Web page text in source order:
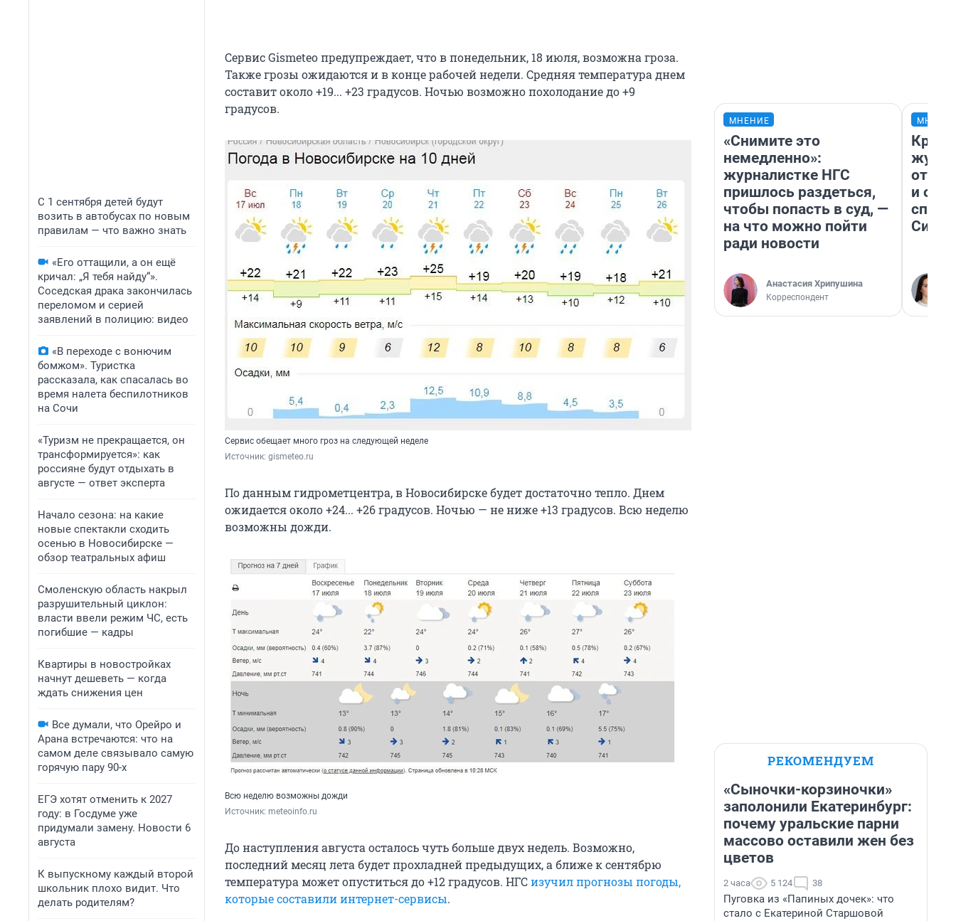
С 1 сентября детей будут
возить в автобусах по новым
правилам — что важно знать
«Его оттащили, а он ещё
кричал: „Я тебя найду“».
Соседская драка закончилась
переломом и серией
заявлений в полицию: видео
«В переходе с вонючим
бомжом». Туристка
рассказала, как спасалась во
время налета беспилотников
на Сочи
«Туризм не прекращается, он
трансформируется»: как
россияне будут отдыхать в
августе — ответ эксперта
Начало сезона: на какие
новые спектакли сходить
осенью в Новосибирске —
обзор театральных афиш
Смоленскую область накрыл
разрушительный циклон:
власти ввели режим ЧС, есть
погибшие — кадры
Квартиры в новостройках
начнут дешеветь — когда
ждать снижения цен
Все думали, что Орейро и
Арана встречаются: что на
самом деле связывало самую
горячую пару 90-х
ЕГЭ хотят отменить к 2027
году: в Госдуме уже
придумали замену. Новости 6
августа
К выпускному каждый второй
школьник плохо видит. Что
делать родителям?
Сервис Gismeteo предупреждает, что в понедельник, 18 июля, возможна гроза.
Также грозы ожидаются и в конце рабочей недели. Средняя температура днем
составит около +19... +23 градусов. Ночью возможно похолодание до +9
градусов.
Сервис обещает много гроз на следующей неделе
Источник: gismeteo.ru
По данным гидрометцентра, в Новосибирске будет достаточно тепло. Днем
ожидается около +24... +26 градусов. Ночью — не ниже +13 градусов. Всю неделю
возможны дожди.
Всю неделю возможны дожди
Источник: meteoinfo.ru
До наступления августа осталось чуть больше двух недель. Возможно,
последний месяц лета будет прохладней предыдущих, а ближе к сентябрю
температура может опуститься до +12 градусов. НГСизучил прогнозы погоды,
которые составили интернет-сервисы.
МНЕНИЕ
«Снимите это
немедленно»:
журналистке НГС
пришлось раздеться,
чтобы попасть в суд, —
на что можно пойти
ради новости
Анастасия Хрипушина
Корреспондент
и
РЕКОМЕНДУЕМ
«Сыночки-корзиночки»
заполонили Екатеринбург:
почему уральские парни
массово оставили жен без
цветов
2 часа 5 124 38
Пуговка из «Папиных дочек»: что
стало с Екатериной Старшовой